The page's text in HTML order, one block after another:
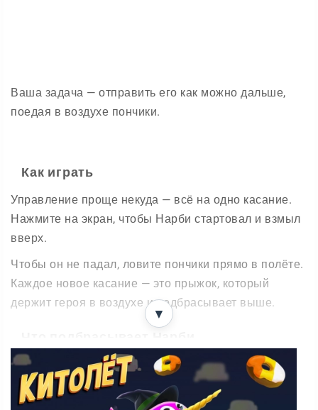
Ваша задача — отправить его как можно дальше,
поедая в воздухе пончики.
Как играть
Управление проще некуда — всё на одно касание.
Нажмите на экран, чтобы Нарби стартовал и взмыл
вверх.
Чтобы он не падал, ловите пончики прямо в полёте.
Каждое новое касание — это прыжок, который
держит героя в воздухе и подбрасывает выше.
В небе полно странных предметов, и многие из них
работают как трамплин. Оттолкнитесь от них — и
полетите дальше:
▼